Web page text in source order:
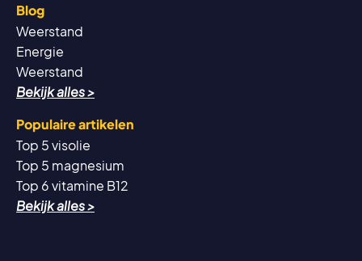
Blog
Weerstand
Energie
Weerstand
Bekijk alles >
Populaire artikelen
Top 5 visolie
Top 5 magnesium
Top 6 vitamine B12
Bekijk alles >